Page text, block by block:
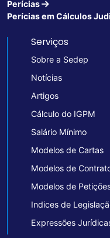
Perícias
Perícias em Cálculos
Serviços
Sobre a Sedep
Notícias
Artigos
Cálculo do IGPM
Salário Mínimo
Modelos de Cartas
Modelos de
Modelos de
Indices de
Expressões